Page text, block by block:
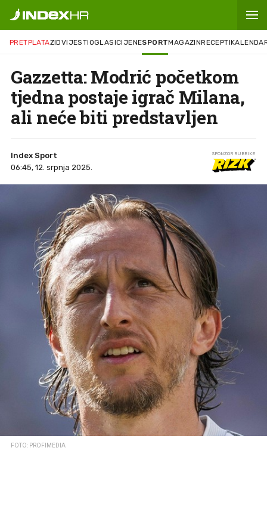
PRETPLATAZIDVIJESTIOGLASICIJENESPORTMAGAZINRECEPTI
Gazzetta: Modrić početkom
tjedna postaje igrač Milana,
ali neće biti predstavljen
Index Sport
06:45, 12. srpnja 2025.
SPONZOR RUBRIKE
FOTO: PROFIMEDIA